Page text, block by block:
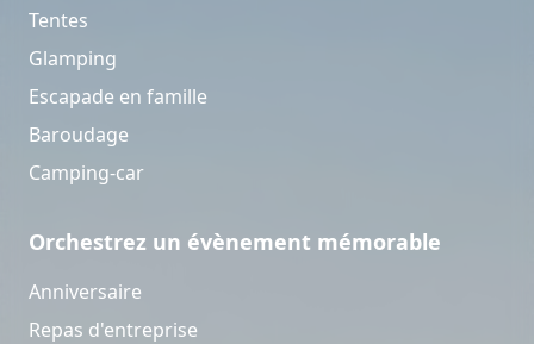
Tentes
Glamping
Escapade en famille
Baroudage
Camping-car
Orchestrez un évènement mémorable
Anniversaire
Repas d'entreprise